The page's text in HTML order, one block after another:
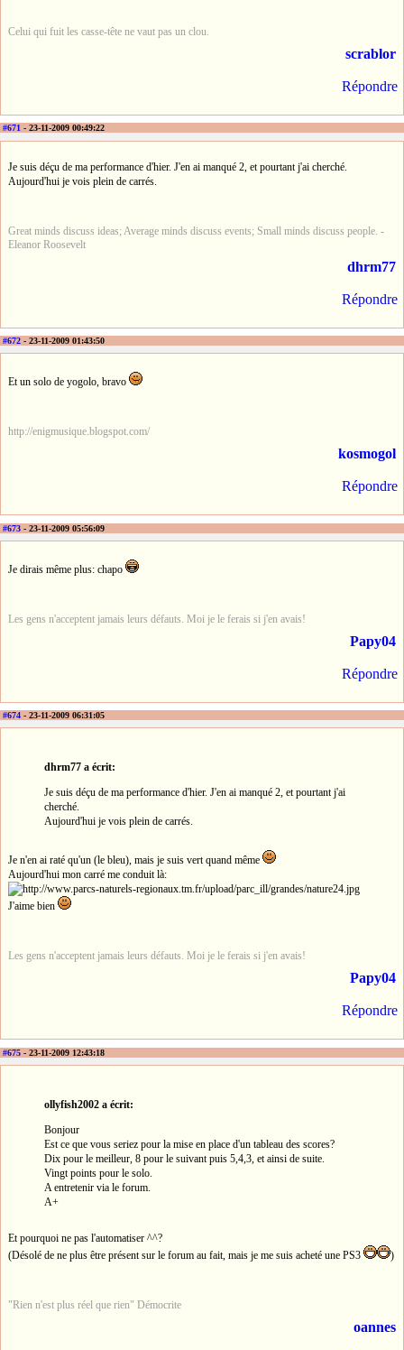
Celui qui fuit les casse-tête ne vaut pas un clou.
scrablor
Répondre
#671 - 23-11-2009 00:49:22
Je suis déçu de ma performance d'hier. J'en ai manqué 2, et pourtant j'ai cherché.
Aujourd'hui je vois plein de carrés.
Great minds discuss ideas; Average minds discuss events; Small minds discuss people. -
Eleanor Roosevelt
dhrm77
Répondre
#672 - 23-11-2009 01:43:50
Et un solo de yogolo, bravo
http://enigmusique.blogspot.com/
kosmogol
Répondre
#673 - 23-11-2009 05:56:09
Je dirais même plus: chapo
Les gens n'acceptent jamais leurs défauts. Moi je le ferais si j'en avais!
Papy04
Répondre
#674 - 23-11-2009 06:31:05
dhrm77 a écrit:
Je suis déçu de ma performance d'hier. J'en ai manqué 2, et pourtant j'ai
cherché.
Aujourd'hui je vois plein de carrés.
Je n'en ai raté qu'un (le bleu), mais je suis vert quand même
Aujourd'hui mon carré me conduit là:
J'aime bien
Les gens n'acceptent jamais leurs défauts. Moi je le ferais si j'en avais!
Papy04
Répondre
#675 - 23-11-2009 12:43:18
ollyfish2002 a écrit:
Bonjour
Est ce que vous seriez pour la mise en place d'un tableau des scores?
Dix pour le meilleur, 8 pour le suivant puis 5,4,3, et ainsi de suite.
Vingt points pour le solo.
A entretenir via le forum.
A+
Et pourquoi ne pas l'automatiser ^^?
(Désolé de ne plus être présent sur le forum au fait, mais je me suis acheté une PS3
)
"Rien n'est plus réel que rien" Démocrite
oannes